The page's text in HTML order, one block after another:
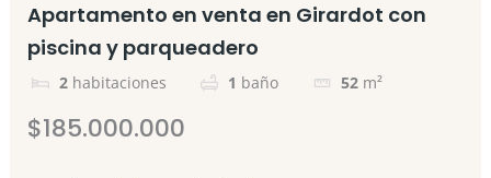
Apartamento en venta en Girardot con
piscina y parqueadero
2 habitaciones 1 baño 52 m²
$185.000.000